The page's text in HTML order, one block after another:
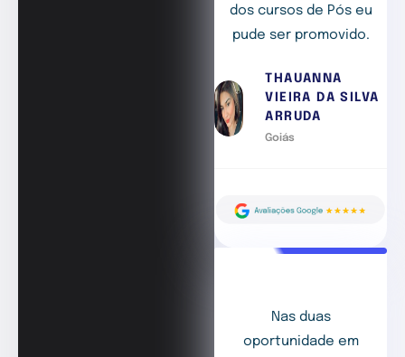
dos cursos de Pós eu
pude ser promovido.
THAUANNA
VIEIRA DA SILVA
ARRUDA
Goiás
Nas duas
oportunidade em